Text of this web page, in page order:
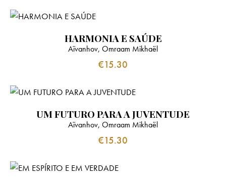
HARMONIA E SAÚDE
Aïvanhov, Omraam Mikhaël
€15.30
UM FUTURO PARA A JUVENTUDE
Aïvanhov, Omraam Mikhaël
€15.30